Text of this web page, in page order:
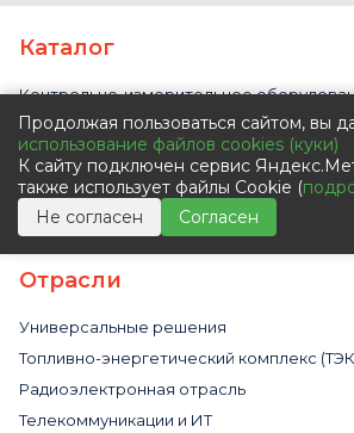
Каталог
Контрольно-измерительное
Испытательное оборудование
Системы передачи данных
Инженерные системы
Импортозамещение
Отрасли
Универсальные решения
Топливно-энергетический комплекс
Радиоэлектронная отрасль
Телекоммуникации и ИТ
Продолжая пользоваться сайтом, вы
использование файлов cookies (куки)
К сайту подключен сервис
также использует файлы Cookie (
Не согласен
Согласен